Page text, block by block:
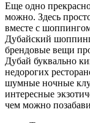
Еще одно
можно. Здесь
вместе с
Дубайский
брендовые вещи
Дубай буквально
недорогих
шумные ночные
интересные
чем можно